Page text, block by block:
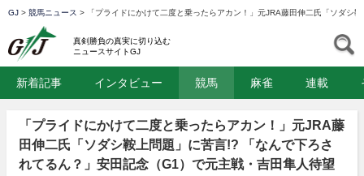
GJ > 競馬ニュース > 「プライドにかけて二度と乗ったらアカン！」元JRA藤田伸二氏「ソダ
真剣勝負の真実に切り込む
ニュースサイトGJ
新着記事 インタビュー 競馬 麻雀 連載
「プライドにかけて二度と乗ったらアカン！」元JRA藤
田伸二氏「ソダシ鞍上問題」に苦言!? 「なんで下ろさ
れてるん？」安田記念（G1）で元主戦・吉田隼人待望